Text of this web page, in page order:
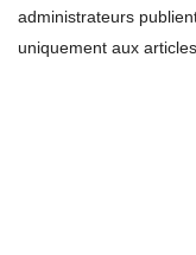
administrateurs
uniquement aux